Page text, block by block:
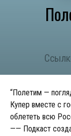
“Полетим —
Купер вместе с
облететь всю
—— Подкаст